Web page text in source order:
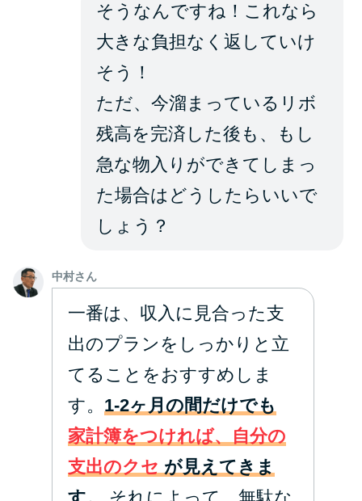
そうなんですね！これなら
大きな負担なく返していけ
そう！
ただ、今溜まっているリボ
残高を完済した後も、もし
急な物入りができてしまっ
た場合はどうしたらいいで
しょう？
中村さん
一番は、収入に見合った支
出のプランをしっかりと立
てることをおすすめしま
す。 1-2ヶ月の間だけでも
家計簿をつければ、自分の
支出のクセ が見えてきま